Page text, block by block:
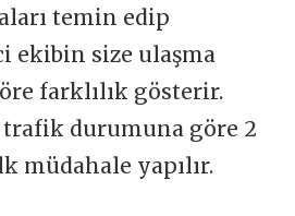
temin edip
ekibin size ulaşma
farklılık gösterir.
durumuna göre 2
müdahale yapılır.